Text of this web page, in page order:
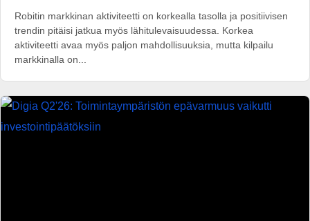
Robitin markkinan aktiviteetti on korkealla tasolla ja positiivisen
trendin pitäisi jatkua myös lähitulevaisuudessa. Korkea
aktiviteetti avaa myös paljon mahdollisuuksia, mutta kilpailu
markkinalla on...